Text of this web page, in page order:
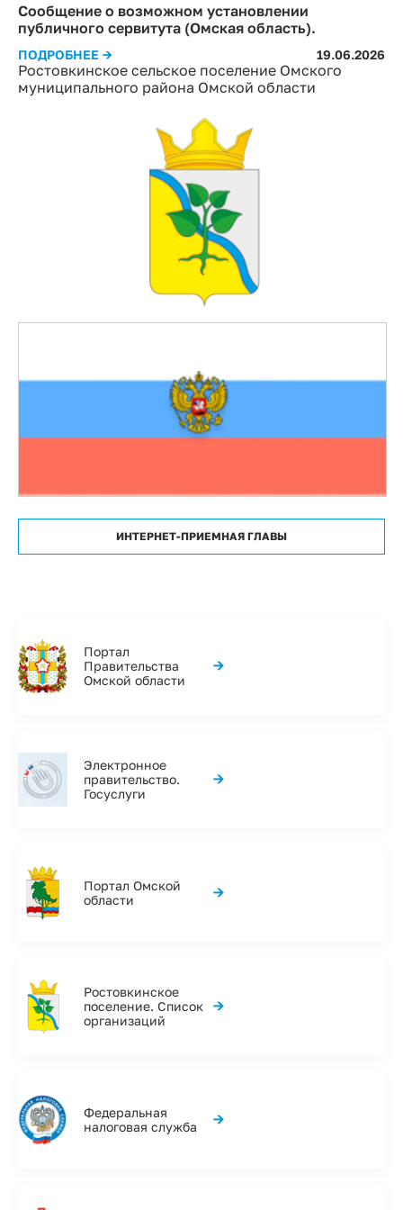
Ростовкинское сельское поселение Омского
муниципального района Омской области
ИНТЕРНЕТ-ПРИЕМНАЯ ГЛАВЫ
Сообщение о возможном установлении
публичного сервитута (Омская область).
ПОДРОБНЕЕ → 19.06.2026
Портал
Правительства
Омской области
→
Электронное
правительство.
Госуслуги
→
Портал Омской
области
→
Ростовкинское
поселение. Список
организаций
→
Федеральная
налоговая служба
→